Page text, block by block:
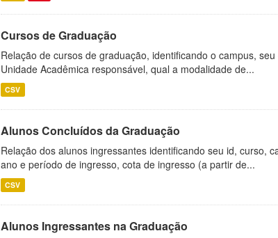
Cursos de Graduação
Relação de cursos de graduação, identificando o campus,
Unidade Acadêmica responsável, qual a modalidade de...
CSV
Alunos Concluídos da Graduação
Relação dos alunos ingressantes identificando seu id, curso,
ano e período de ingresso, cota de ingresso (a partir de...
CSV
Alunos Ingressantes na Graduação